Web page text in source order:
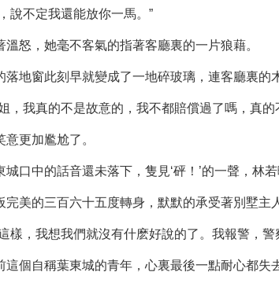
說不定我還能放你一馬。”
溫怒，她毫不客氣的指著客廳裏的一片狼藉。
落地窗此刻早就變成了一地碎玻璃，連客廳裏
，我真的不是故意的，我不都賠償過了嗎，真的
更加尷尬了。
口中的話音還未落下，隻見‘砰！’的一聲，林
完美的三百六十五度轉身，默默的承受著別墅
樣，我想我們就沒有什麽好說的了。我報警，
這個自稱葉東城的青年，心裏最後一點耐心都失